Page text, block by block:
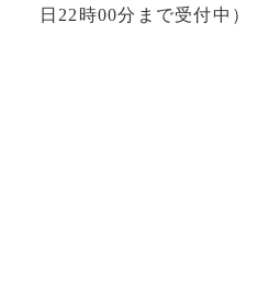
日22時00分まで受付中）